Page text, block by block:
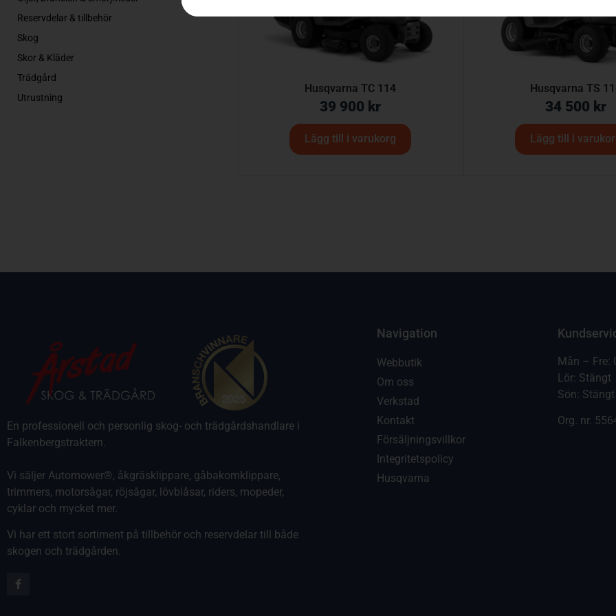
Reservdelar & tillbehör
Skog
Skor & Kläder
Trädgård
Utrustning
Husqvarna TC 114
39 900 kr
Lägg till i varukorg
Husqvarna TS
34 500 kr
Lägg till i
En professionell och personlig skog- och trädgårdshandlare i
Falkenbergstraktern.
Vi säljer Automower®, åkgräsklippare, gåbakomklippare,
trimmers, motorsågar, röjsågar, lövblåsar, riders, mopeder,
cyklar och mycket mer.
Vi har ett stort sortiment på tillbehör och reservdelar till både
skogen och trädgården.
Navigation
Webbutik
Om oss
Verkstad
Kontakt
Försäljningsvillkor
Integritetspolicy
Husqvarna
Mån – Fre:
Lör: Stängt
Sön: Stängt
Org. nr.